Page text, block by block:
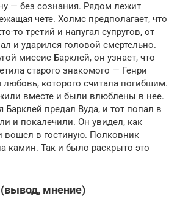
— без сознания. Рядом лежит
чете. Холмс предполагает, что
то третий и напугал супругов, от
и ударился головой смертельно.
миссис Барклей, он узнает, что
старого знакомого — Генри
которого считала погибшим.
вместе и были влюблены в нее.
Барклей предал Вуда, и тот попал в
и покалечили. Он увидел, как
вошел в гостиную. Полковник
камин. Так и было раскрыто это
мнение)